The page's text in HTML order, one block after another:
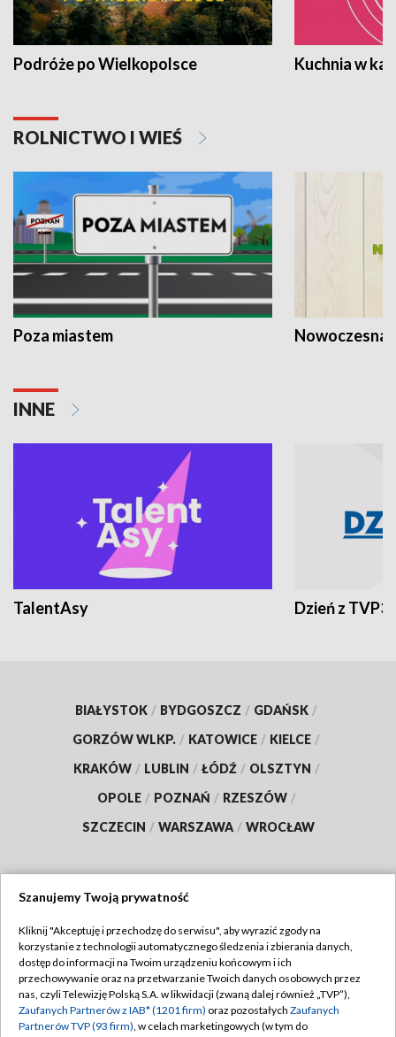
Podróże po Wielkopolsce Kuchnia w
ROLNICTWO I WIEŚ
Poza miastem Nowoczesna
INNE
TalentAsy Dzień z TVP3
BIAŁYSTOK / BYDGOSZCZ / GDAŃSK /
GORZÓW WLKP. / KATOWICE / KIELCE /
KRAKÓW / LUBLIN / ŁÓDŹ / OLSZTYN /
OPOLE / POZNAŃ / RZESZÓW /
SZCZECIN / WARSZAWA / WROCŁAW
TVP
Abonament TVP
Emisja w TVP
Regulamin TVP
Polityka prywatności
Szanujemy Twoją prywatność
Kliknij "Akceptuję i przechodzę do serwisu", aby wyrazić zgody na
korzystanie z technologii automatycznego śledzenia i zbierania danych,
dostęp do informacji na Twoim urządzeniu końcowym i ich
przechowywanie oraz na przetwarzanie Twoich danych osobowych przez
nas, czyli Telewizję Polską S.A. w likwidacji (zwaną dalej również „TVP”),
Zaufanych Partnerów z IAB* (1201 firm) oraz pozostałych Zaufanych
Partnerów TVP (93 firm), w celach marketingowych (w tym do